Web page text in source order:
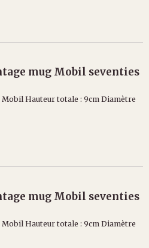
mug Mobil seventies
Hauteur totale : 9cm Diamètre
mug Mobil seventies
Hauteur totale : 9cm Diamètre